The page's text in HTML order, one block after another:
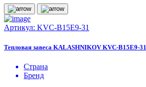
Артикул: KVС-B15E9-31
Тепловая завеса KALASHNIKOV KVС-B15E9-31
Страна
Бренд